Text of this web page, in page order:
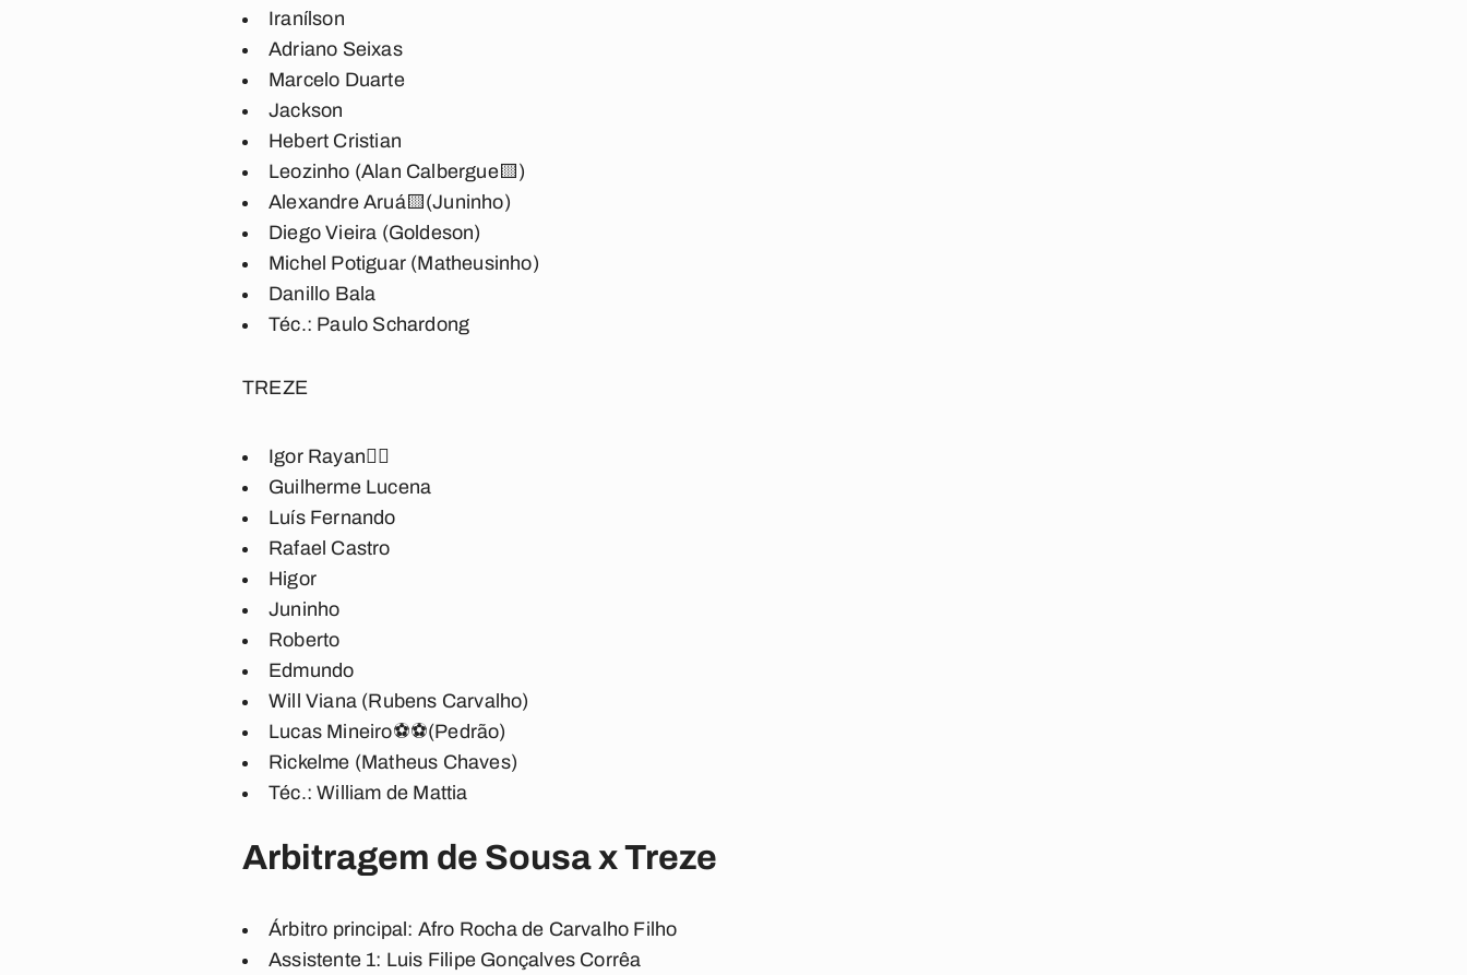
Iranílson
Adriano Seixas
Marcelo Duarte
Jackson
Hebert Cristian
Leozinho (Alan Calbergue🟨)
Alexandre Aruá🟨(Juninho)
Diego Vieira (Goldeson)
Michel Potiguar (Matheusinho)
Danillo Bala
Téc.: Paulo Schardong
TREZE
Igor Rayan🖐🏾
Guilherme Lucena
Luís Fernando
Rafael Castro
Higor
Juninho
Roberto
Edmundo
Will Viana (Rubens Carvalho)
Lucas Mineiro⚽⚽(Pedrão)
Rickelme (Matheus Chaves)
Téc.:William de Mattia
Arbitragem de Sousa x Treze
Árbitro principal : Afro Rocha de Carvalho Filho
Assistente 1: Luis Filipe Gonçalves Corrêa